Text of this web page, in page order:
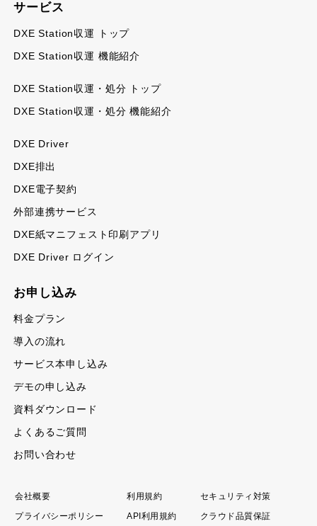
サービス
DXE Station収運 トップ
DXE Station収運 機能紹介
DXE Station収運・処分 トップ
DXE Station収運・処分 機能紹介
DXE Driver
DXE排出
DXE電子契約
外部連携サービス
DXE紙マニフェスト印刷アプリ
DXE Driver ログイン
お申し込み
料金プラン
導入の流れ
サービス本申し込み
デモの申し込み
資料ダウンロード
よくあるご質問
お問い合わせ
会社概要
プライバシーポリシー
利用規約
API利用規約
セキュリティ対策
クラウド品質保証